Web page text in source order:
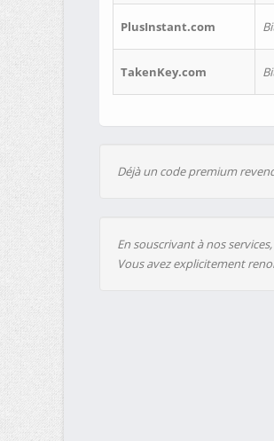
PlusInstant.com
TakenKey.com
Déjà un code premium
En souscrivant à nos
Vous avez explicitement